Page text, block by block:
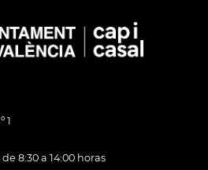
1
8:30 a 14:00 horas